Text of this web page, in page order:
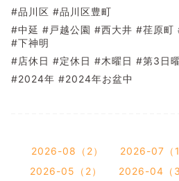
#品川区 #品川区豊町
#中延 #戸越公園 #西大井 #荏原町
#下神明
#店休日 #定休日 #木曜日 #第3日
#2024年 #2024年お盆中
2026-08（2） 2026-07（1
2026-05（2）
2026-04（3